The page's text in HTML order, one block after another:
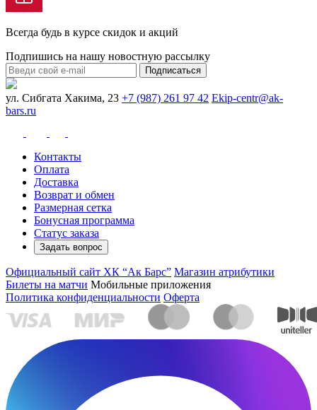
Всегда будь в курсе скидок и акций
Подпишись на нашу новостную рассылку
Подписаться
ул. Сибгата Хакима, 23 +7 (987) 261 97 42 Ekip-centr@ak-
bars.ru
Контакты
Оплата
Доставка
Возврат и обмен
Размерная сетка
Бонусная программа
Статус заказа
Задать вопрос
Официальный сайт ХК “Ак Барс” Магазин атрибутики
Билеты на матчи Мобильные приложения
Политика конфиденциальности Оферта